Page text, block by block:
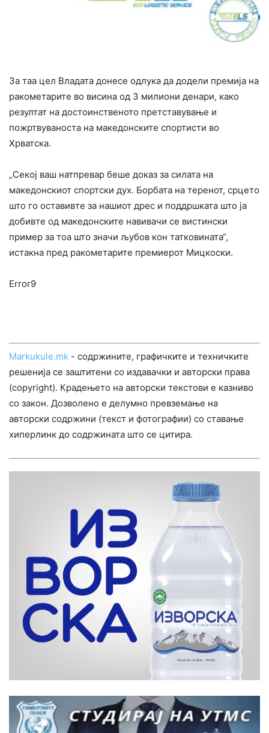
За таа цел Владата донесе одлука да додели премија на
ракометарите во висина од 3 милиони денари, како
резултат на достоинственото претставување и
пожртвуваноста на македонските спортисти во
Хрватска.
„Секој ваш натпревар беше доказ за силата на
македонскиот спортски дух. Борбата на теренот, срцето
што го оставивте за нашиот дрес и поддршката што ја
добивте од македонските навивачи се вистински
пример за тоа што значи љубов кон татковината“,
истакна пред ракометарите премиерот Мицкоски.
Error9
Markukule.mk - содржините, графичките и техничките
решенија се заштитени со издавачки и авторски права
(copyright). Крадењето на авторски текстови е казниво
со закон. Дозволено е делумно превземање на
авторски содржини (текст и фотографии) со ставање
хиперлинк до содржината што се цитира.